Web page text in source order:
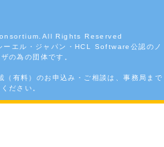
All Rights Reserved
エル・ジャパン・HCL Software公認のノ
の為の団体です。
（有料）のお申込み・ご相談は、事務局まで
ださい。